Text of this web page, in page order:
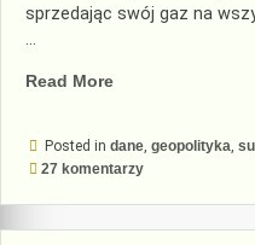
sprzedając swój gaz na
…
Read More„Czego
w
Turkmenistanie”
Posted in dane, geopolityka,
27 komentarzydo
w